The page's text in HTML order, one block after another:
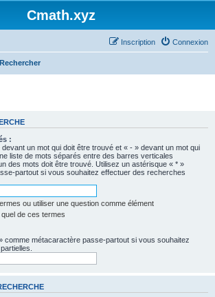
Cmath.xyz
Connexion
Inscription
Rechercher
:
un mot qui doit être trouvé et « - » devant un mot qui
liste de mots séparés entre des barres verticales
des mots doit être trouvé. Utilisez un astérisque « * »
partout si vous souhaitez effectuer des recherches
ou utiliser une question comme élément
quel de ces termes
comme métacaractère passe-partout si vous souhaitez